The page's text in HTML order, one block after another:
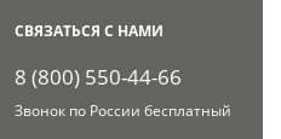
СВЯЗАТЬСЯ С НАМИ
8 (800) 550-44-66
Звонок по России бесплатный